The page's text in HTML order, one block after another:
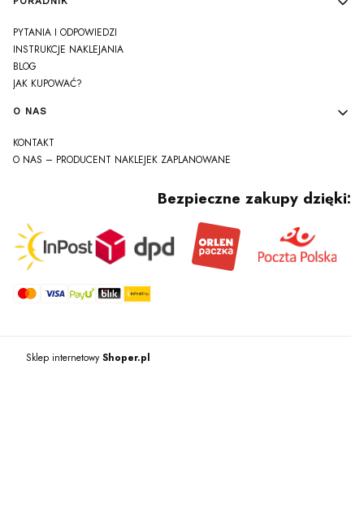
PYTANIA I ODPOWIEDZI
INSTRUKCJE NAKLEJANIA
BLOG
JAK KUPOWAĆ?
O NAS
KONTAKT
O NAS – PRODUCENT NAKLEJEK ZAPLANOWANE
Bezpieczne zakupy dzięki:
Sklep internetowyShoper.pl